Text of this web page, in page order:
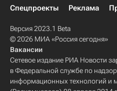
Спецпроекты
Реклама
Версия 2023.1 Beta
© 2026 МИА «Россия сегодня»
Вакансии
Сетевое издание РИА Новости
в Федеральной службе по
информационных технологий и